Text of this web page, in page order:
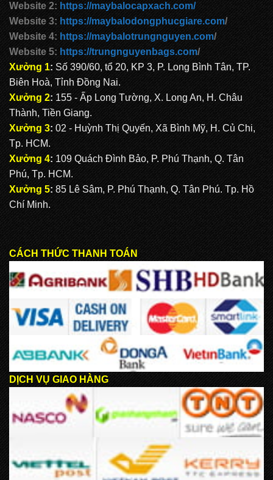
Website 2: https://maybalocapxach.com/
Website 3: https://maybalodongphucgiare.com/
Website 4: https://maybalotrungnguyen.com/
Website 5: https://trungnguyenbags.com/
Xưởng 1: Số 390/60, tổ 20, KP 3, P. Long Bình Tân, TP.
Biên Hoà, Tỉnh Đồng Nai.
Xưởng 2: 155 - Ấp Long Tường, X. Long An, H. Châu
Thành, Tiền Giang.
Xưởng 3: 02 - Huỳnh Thị Quyến, Xã Bình Mỹ, H. Củ Chi,
Tp. HCM.
Xưởng 4: 109 Quách Đình Bảo, P. Phú Thạnh, Q. Tân
Phú, Tp. HCM.
Xưởng 5: 85 Lê Sâm, P. Phú Thạnh, Q. Tân Phú. Tp. Hồ
Chí Minh.
CÁCH THỨC THANH TOÁN
DỊCH VỤ GIAO HÀNG